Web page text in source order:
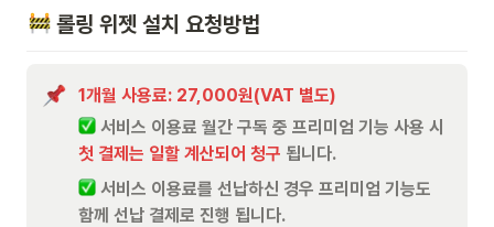
롤링 위젯 설치 요청방법
1개월 사용료: 27,000원(VAT 별도)
첫 결제는 일할 계산되어 청구 됩니다.
서비스 이용료를 선납하신 경우 프리미엄 기능도
함께 선납 결제로 진행 됩니다.